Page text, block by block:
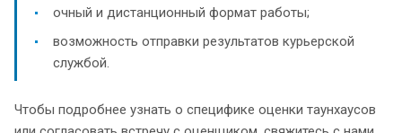
очный и дистанционный формат работы;
возможность отправки результатов курьерской
службой.
Чтобы подробнее узнать о специфике оценки таунхаусов